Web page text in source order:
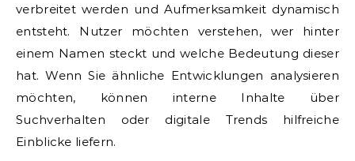
verbreitet werden und Aufmerksamkeit dynamisch
entsteht. Nutzer möchten verstehen, wer hinter
einem Namen steckt und welche Bedeutung dieser
hat. Wenn Sie ähnliche Entwicklungen analysieren
möchten, können interne Inhalte über
Suchverhalten oder digitale Trends hilfreiche
Einblicke liefern.